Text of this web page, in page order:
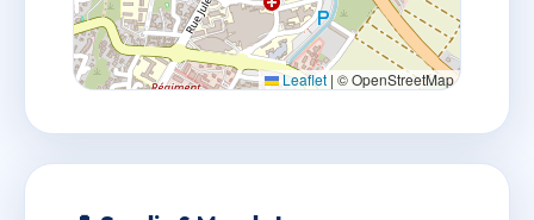
Leaflet | © OpenStreetMap